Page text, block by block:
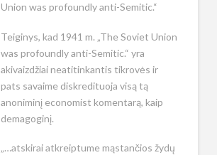
Union was profoundly anti-Semitic.“
Teiginys, kad 1941 m. „The Soviet Union
was profoundly anti-Semitic.“ yra
akivaizdžiai neatitinkantis tikrovės ir
pats savaime diskredituoja visą tą
anoniminį economist komentarą, kaip
demagoginį.
„…atskirai atkreiptume mąstančios žydų